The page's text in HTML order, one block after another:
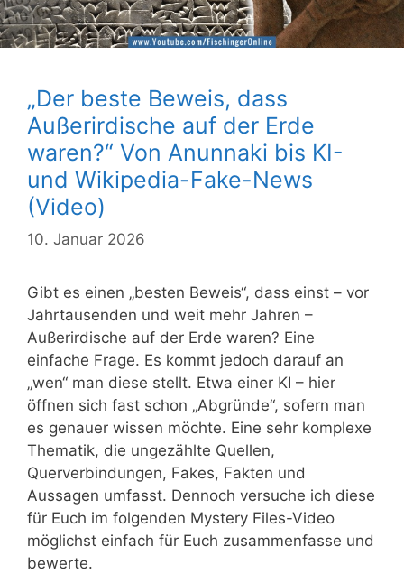
„Der beste Beweis, dass
Außerirdische auf der Erde
waren?“ Von Anunnaki bis KI-
und Wikipedia-Fake-News
(Video)
10. Januar 2026
Gibt es einen „besten Beweis“, dass einst – vor
Jahrtausenden und weit mehr Jahren –
Außerirdische auf der Erde waren? Eine
einfache Frage. Es kommt jedoch darauf an
„wen“ man diese stellt. Etwa einer KI – hier
öffnen sich fast schon „Abgründe“, sofern man
es genauer wissen möchte. Eine sehr komplexe
Thematik, die ungezählte Quellen,
Querverbindungen, Fakes, Fakten und
Aussagen umfasst. Dennoch versuche ich diese
für Euch im folgenden Mystery Files-Video
möglichst einfach für Euch zusammenfasse und
bewerte.